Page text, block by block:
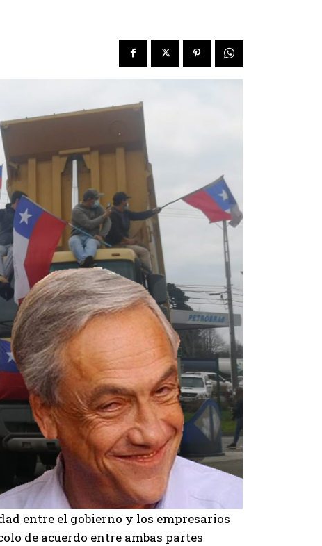
entre el gobierno y los empresarios
de acuerdo entre ambas partes